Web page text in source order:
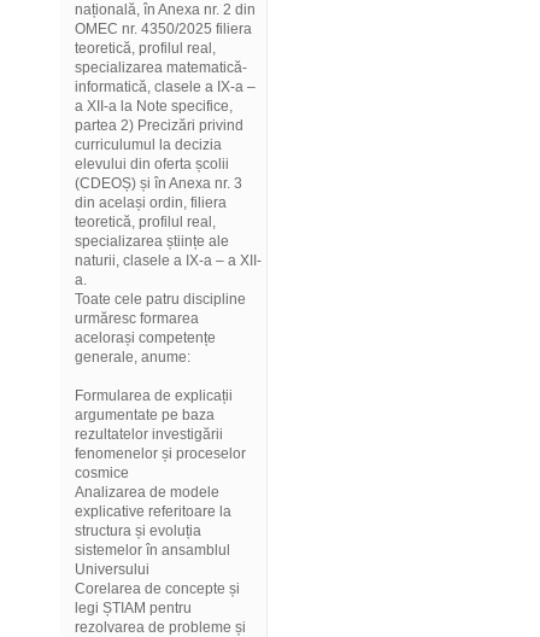
națională, în Anexa nr. 2 din
OMEC nr. 4350/2025 filiera
teoretică, profilul real,
specializarea matematică-
informatică, clasele a IX-a –
a XII-a la Note specifice,
partea 2) Precizări privind
curriculumul la decizia
elevului din oferta școlii
(CDEOȘ) și în Anexa nr. 3
din același ordin, filiera
teoretică, profilul real,
specializarea științe ale
naturii, clasele a IX-a – a XII-
a.
Toate cele patru discipline
urmăresc formarea
acelorași competențe
generale, anume:
Formularea de explicații
argumentate pe baza
rezultatelor investigării
fenomenelor și proceselor
cosmice
Analizarea de modele
explicative referitoare la
structura și evoluția
sistemelor în ansamblul
Universului
Corelarea de concepte și
legi ȘTIAM pentru
rezolvarea de probleme și